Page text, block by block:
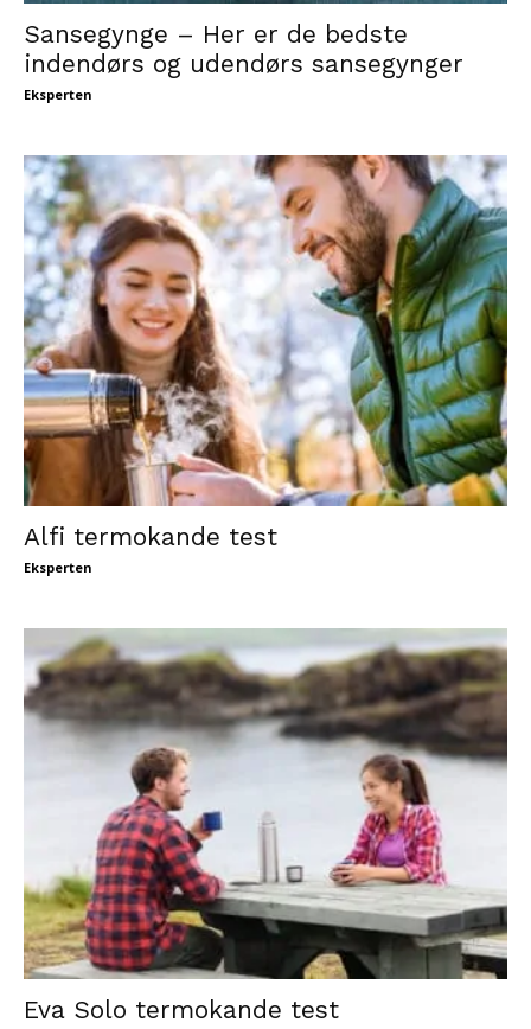
Sansegynge – Her er de bedste
indendørs og udendørs sansegynger
Eksperten
Alfi termokande test
Eksperten
Eva Solo termokande test